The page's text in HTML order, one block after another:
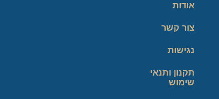
אודות
צור קשר
נגישות
תקנון ותנאי
שימוש